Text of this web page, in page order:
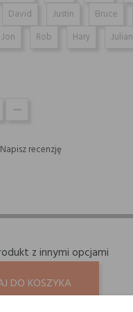
David Justin Bruce
Jon Rob Hary Julian
Napisz recenzję
z innymi opcjami
DO KOSZYKA